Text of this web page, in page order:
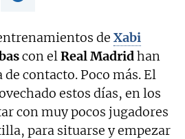
de Xabi
con elReal Madridhan
contacto. Poco más. El
estos días, en los
con muy pocos jugadores
para situarse y empezar